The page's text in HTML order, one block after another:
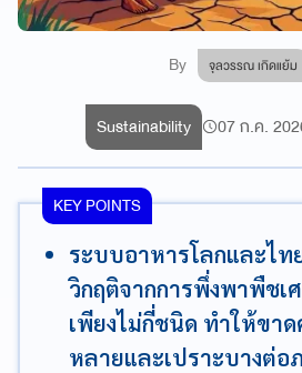
By จุลวรรณ เกิดแย้ม
Sustainability 07 ก.ค.
KEY POINTS
ระบบอาหารโลกและไท
วิกฤติจากการพึ่งพาพืชเ
เพียงไม่กี่ชนิด ทำให้ขา
หลายและเปราะบางต่อ